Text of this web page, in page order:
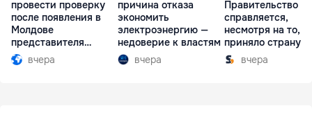
провести проверку
после появления в
Молдове
представителя
Южной Осетии
вчера
причина отказа
экономить
электроэнергию —
недоверие к властям
вчера
Правительство
справляется,
несмотря на то,
приняло страну в
разгар кризиса
вчера